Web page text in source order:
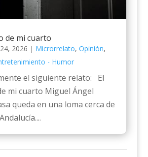
de mi cuarto
2026 | Microrrelato, Opinión,
- Humor
el siguiente relato: El
mi cuarto Miguel Ángel
queda en una loma cerca de